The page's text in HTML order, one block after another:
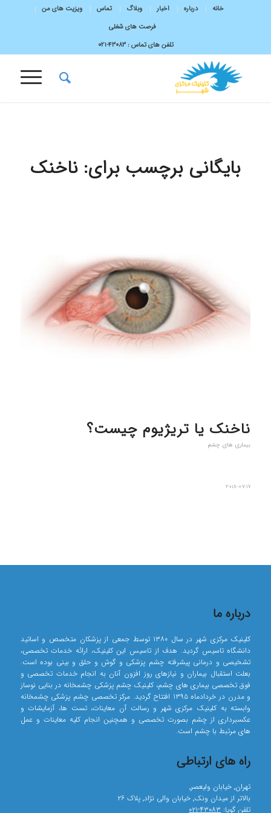
خانه درباره اخبار وبلاگ تماس
ویزیت های من
فرصت های شغلی
تلفن های تماس :43083-۰۲۱
بایگانی برچسب برای: ناخنک
ناخنک یا تریژیوم چیست؟
بیماری های چشم
2018-07-17
درباره ما
کلینیک مرکزی شهر در سال ۱۳۸۰ توسط جمعی از پزشکان متخصص و اساتید
دانشگاه تاسیس گردید. هدف از تاسیس این کلینیک، ارائه خدمات تخصصی،
تشخیصی و درمانی پیشرفته چشم پزشکی و گوش و حلق و بینی بوده است.
بعلت استقبال بیماران و نیازهای روز افزون آنان به انجام خدمات تخصصی و
فوق تخصصی بیماری های چشم، کلینیک چشم پزشکی چشمخانه در بنایی نوساز
و مدرن در خردادماه ۱۳۹۵ افتتاح گردید. مرکز تخصصی چشم پزشکی چشمخانه
وابسته به کلینیک مرکزی شهر و رسالت آن معاینات، تست ها، آزمایشات و
عکسبرداری از چشم بصورت تخصصی و همچنین انجام کلیه معاینات و عمل
های مرتبط با چشم است.
راه های ارتباطی
تهران٬ خیابان ولیعصر٬
بالاتر از میدان ونک٬ خیابان والی نژاد٬ پلاک ۲۶
تلفن گویا:۴۳۰۸۳-۰۲۱